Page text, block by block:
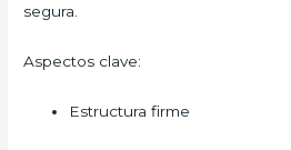
segura.
Aspectos clave:
Estructura firme